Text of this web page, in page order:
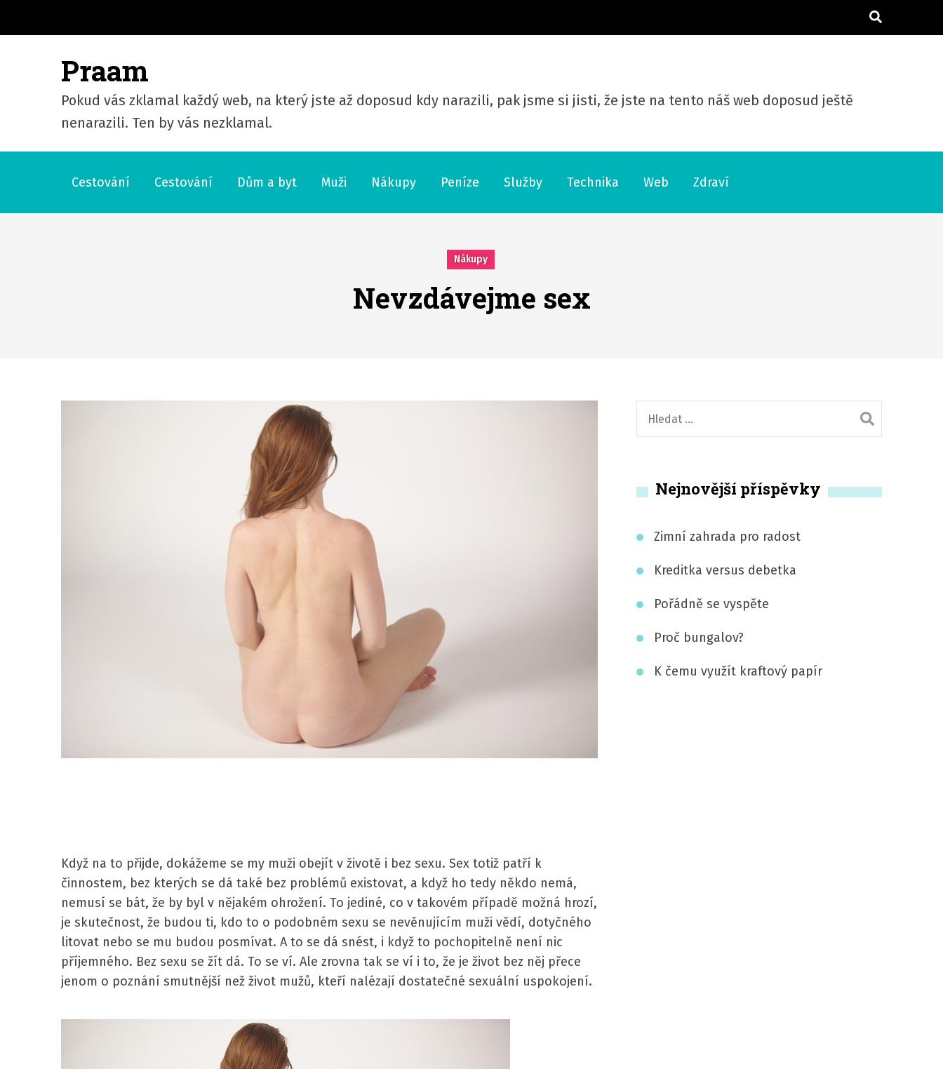
Praam
Pokud vás zklamal každý web, na který jste až doposud kdy narazili, pak jsme si jisti, že jste na tento náš web doposud ještě
nenarazili. Ten by vás nezklamal.
Cestování Cestování Dům a byt Muži Nákupy Peníze Služby Technika Web Zdraví
Nákupy
Nevzdávejme sex
Když na to přijde, dokážeme se my muži obejít v životě i bez sexu. Sex totiž patří k
činnostem, bez kterých se dá také bez problémů existovat, a když ho tedy někdo nemá,
nemusí se bát, že by byl v nějakém ohrožení. To jediné, co v takovém případě možná hrozí,
je skutečnost, že budou ti, kdo to o podobném sexu se nevěnujícím muži vědí, dotyčného
litovat nebo se mu budou posmívat. A to se dá snést, i když to pochopitelně není nic
příjemného. Bez sexu se žít dá. To se ví. Ale zrovna tak se ví i to, že je život bez něj přece
jenom o poznání smutnější než život mužů, kteří nalézají dostatečné sexuální uspokojení.
e
á
í
Nejnovější příspěvky
Zimní zahrada pro radost
Kreditka versus debetka
Pořádně se vyspěte
Proč bungalov?
K čemu využít kraftový papír